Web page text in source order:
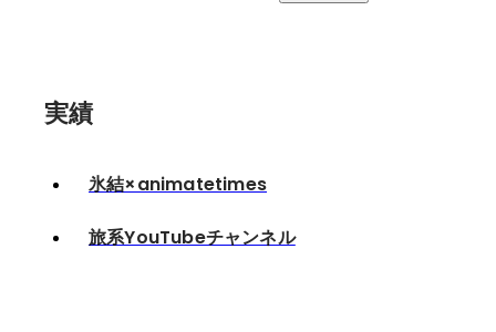
実績
氷結×animatetimes
旅系YouTubeチャンネル